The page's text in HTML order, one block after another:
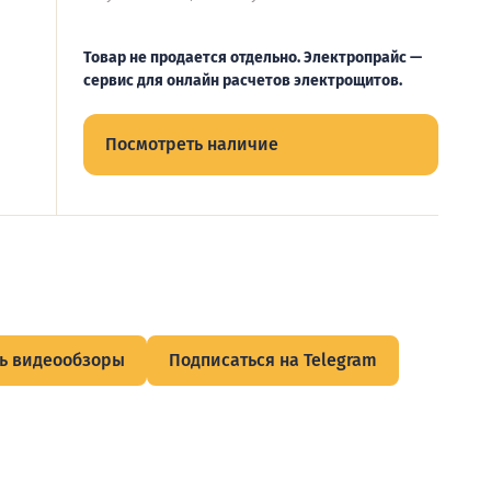
Товар не продается отдельно. Электропрайс —
сервис для онлайн расчетов электрощитов.
Посмотреть наличие
видеообзоры Подписаться на Telegram